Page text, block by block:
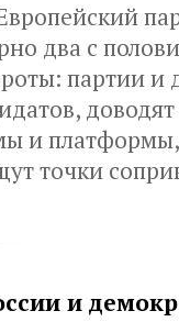
два с
партии и
и
точки
и